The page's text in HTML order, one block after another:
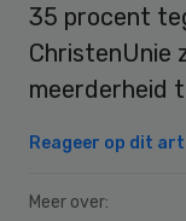
35 procent
ChristenUnie
meerderheid
Reageer op dit
Meer over: